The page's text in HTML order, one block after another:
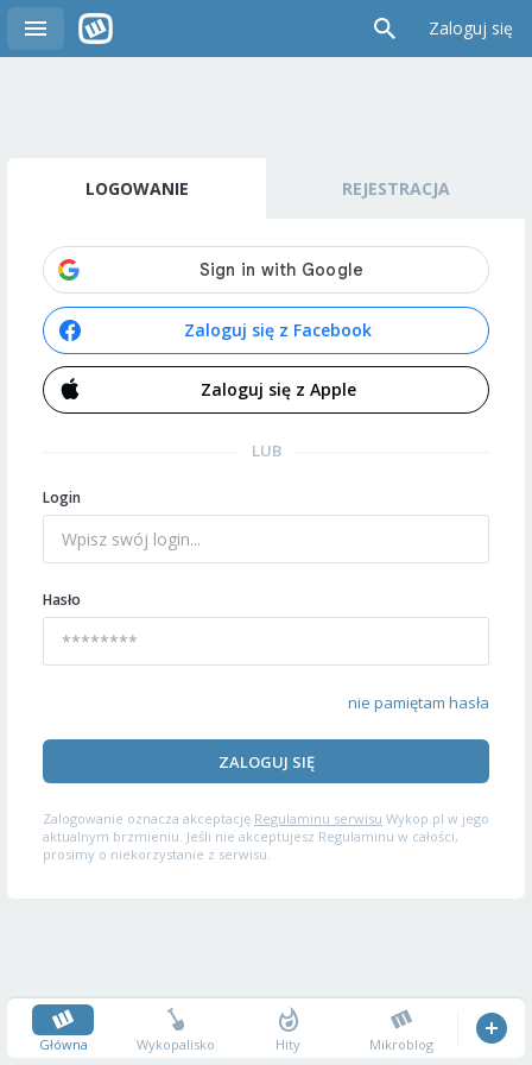
Zaloguj się
LOGOWANIE REJESTRACJA
Zaloguj się z Facebook
Zaloguj się z Apple
LUB
Login
Hasło
nie pamiętam hasła
ZALOGUJ SIĘ
Zalogowanie oznacza akceptację Regulaminu serwisu Wykop.pl w jego
aktualnym brzmieniu. Jeśli nie akceptujesz Regulaminu w całości,
prosimy o niekorzystanie z serwisu.
Główna Wykopalisko Hity Mikroblog